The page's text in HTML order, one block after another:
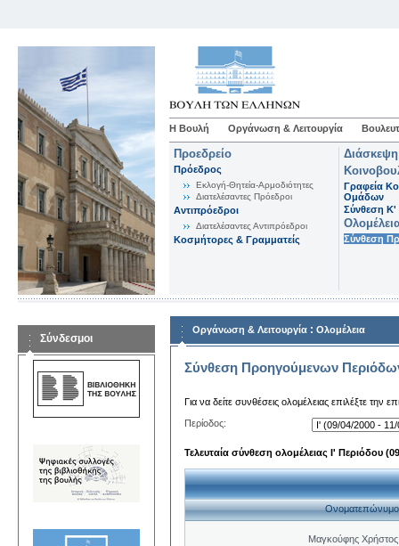
Η Βουλή Οργάνωση & Λειτουργία
Προεδρείο
Πρόεδρος
Εκλογή-Θητεία-Αρμοδιότητες
Διατελέσαντες Πρόεδροι
Αντιπρόεδροι
Διατελέσαντες Αντιπρόεδροι
Κοσμήτορες & Γραμματείς
Γραφεία
Ομάδων
Σύνθεση K'
Σύνθεση
Σύνδεσμοι
Οργάνωση & Λειτουργία : Ολομέλεια
Σύνθεση Προηγούμενων
Για να δείτε συνθέσεις ολομέλειας επιλέξτε την
Περίοδος:
Τελευταία σύνθεση ολομέλειας Ι' Περιόδου
Ονοματεπώνυμο
Μαγκούφης Χρήστος